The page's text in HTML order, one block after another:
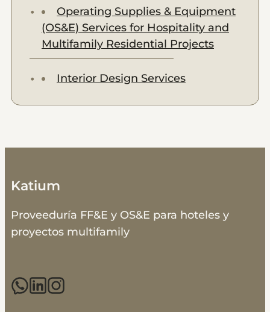
Operating Supplies & Equipment
(OS&E) Services for Hospitality and
Multifamily Residential Projects
Interior Design Services
Katium
Proveeduría FF&E y OS&E para hoteles y
proyectos multifamily